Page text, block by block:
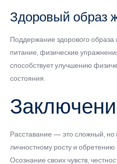
Здоровый образ
Поддержание здорового
питание, физические
способствует улучшению
состояния.
Расставание — это сложный, но
личностному росту и обретению
Осознание своих чувств,